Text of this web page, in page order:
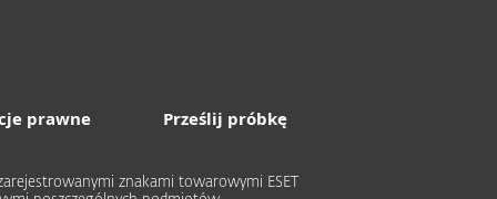
prawne Prześlij próbkę
znakami towarowymi ESET